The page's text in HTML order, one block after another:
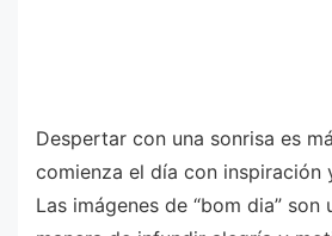
Despertar con una sonrisa es
comienza el día con inspiración
Las imágenes de “bom dia” son